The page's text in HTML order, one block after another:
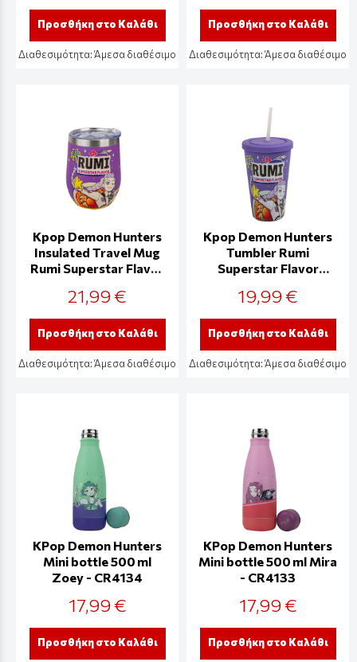
Προσθήκη στο Καλάθι
Διαθεσιμότητα:Άμεσα διαθέσιμο
Προσθήκη στο Καλάθι
Διαθεσιμότητα:Άμεσα διαθέσιμο
Kpop Demon Hunters
Insulated Travel Mug
Rumi Superstar Flavor
21,99 €
Προσθήκη στο Καλάθι
Διαθεσιμότητα:Άμεσα διαθέσιμο
Kpop Demon Hunters
Tumbler Rumi
Superstar Flavor
19,99 €
Προσθήκη στο Καλάθι
Διαθεσιμότητα:Άμεσα διαθέσιμο
KPop Demon Hunters
Mini bottle 500 ml
Zoey - CR4134
17,99 €
Προσθήκη στο Καλάθι
KPop Demon Hunters
Mini bottle 500 ml Mira
- CR4133
17,99 €
Προσθήκη στο Καλάθι